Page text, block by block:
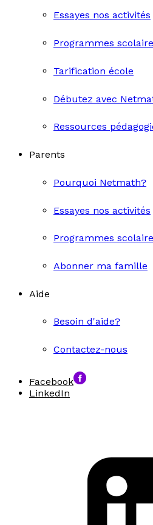
Essayes nos activités
Programmes
Tarification école
Débutez avec
Ressources
Parents
Pourquoi Netmath?
Essayes nos activités
Programmes
Abonner ma famille
Aide
Besoin d'aide?
Contactez-nous
Facebook
LinkedIn